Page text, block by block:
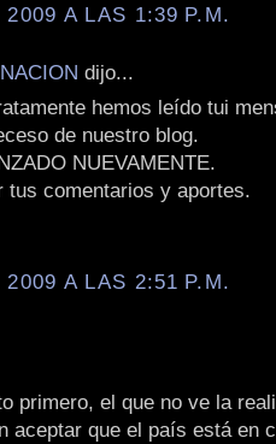
A LAS 1:39 P.M.
dijo...
hemos leído tui
de nuestro blog.
NUEVAMENTE.
tus comentarios y aportes.
A LAS 2:51 P.M.
primero, el que no ve la
aceptar que el país está en